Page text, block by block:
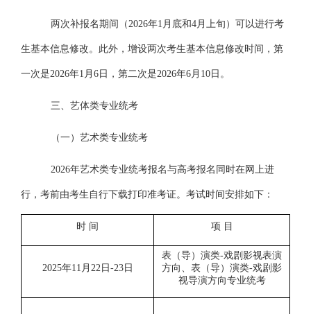
两次补报名期间（2026年1 月 底和4月上旬）可以进行考
生基本信息修改。此外，增设两次考生基本信息修改时间，第
一次是2026年1月6日，第二次是2026年6月10日。
三、艺体类专业统考
（一） 艺术类专业统考
2026年艺术类专业统考报名与高考报名同时在网上进
行，考前由考生自行下载打印准考证。考试时间安排如下：
时 间 项 目
2025年11月22日-23日
表（导）演类-戏剧影视表演
方向、表（导）演类-戏剧影
视导演方向专业统考